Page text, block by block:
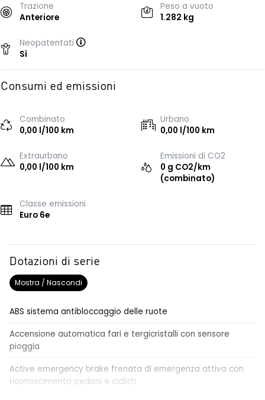
Trazione
Anteriore
Peso a vuoto
1.282 kg
Neopatentati
Sì
Consumi ed emissioni
Combinato
0,00 l/100 km
Urbano
0,00 l/100 km
Extraurbano
0,00 l/100 km
Emissioni di CO2
0 g CO2/km
(combinato)
Classe emissioni
Euro 6e
Dotazioni di serie
Mostra / Nascondi
ABS sistema antibloccaggio delle ruote
Accensione automatica fari e tergicristalli con sensore
pioggia
Active emergency brake frenata di emergenza attiva con
riconoscimento pedoni e ciclisti